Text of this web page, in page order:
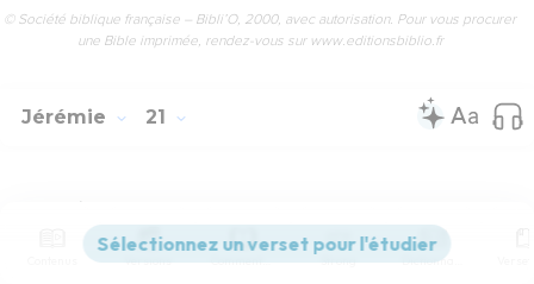
© Société biblique française – Bibli’O, 2000, avec autorisation. Pour vous procurer
une Bible imprimée, rendez-vous sur www.editionsbiblio.fr
Jérémie 21
Versions Commentaires Strong